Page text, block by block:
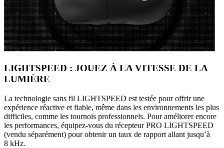
LIGHTSPEED : JOUEZ À LA VITESSE DE LA
LUMIÈRE
La technologie sans fil LIGHTSPEED est testée pour offrir une
expérience réactive et fiable, même dans les environnements les plus
difficiles, comme les tournois professionnels. Pour améliorer encore
les performances, équipez-vous du récepteur PRO LIGHTSPEED
(vendu séparément) pour obtenir un taux de rapport allant jusqu’à
8 kHz.